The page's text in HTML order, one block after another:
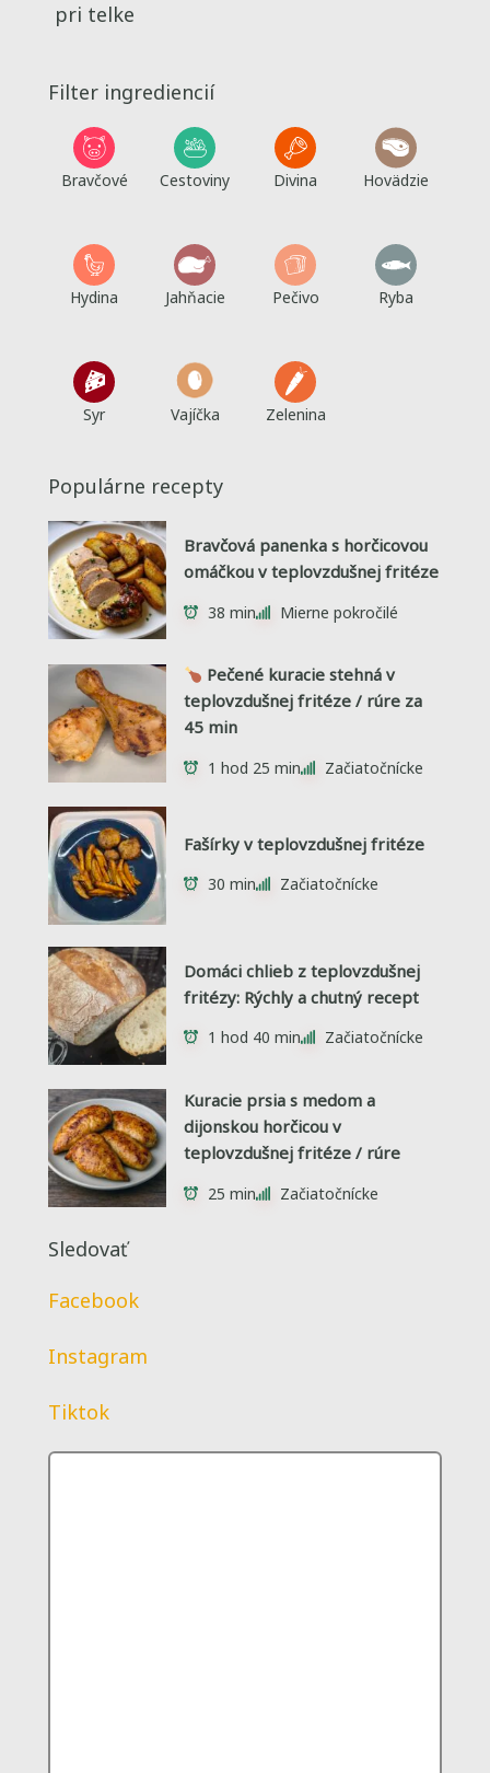
pri telke
Filter ingrediencií
Bravčové Cestoviny Divina Hovädzie
Hydina Jahňacie Pečivo Ryba
Syr Vajíčka Zelenina
Populárne recepty
Bravčová panenka s horčicovou
omáčkou v teplovzdušnej fritéze
38 min Mierne pokročilé
Pečené kuracie stehná v
teplovzdušnej fritéze / rúre za
45 min
1 hod 25 min Začiatočnícke
Fašírky v teplovzdušnej fritéze
30 min Začiatočnícke
Domáci chlieb z teplovzdušnej
fritézy: Rýchly a chutný recept
1 hod 40 min Začiatočnícke
Kuracie prsia s medom a
dijonskou horčicou v
teplovzdušnej fritéze / rúre
25 min Začiatočnícke
Sledovať
Facebook
Instagram
Tiktok